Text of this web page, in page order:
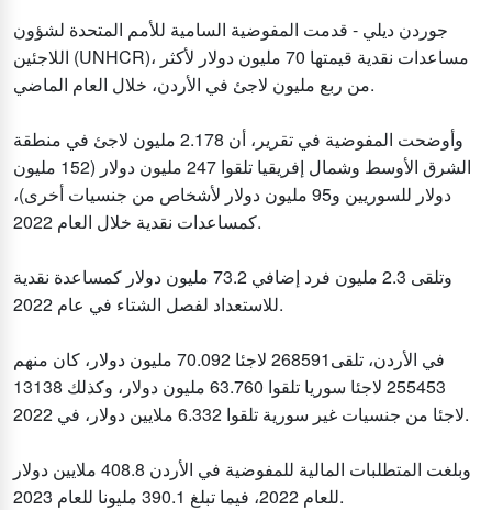
جوردن ديلي - قدمت المفوضية السامية للأمم المتحدة لشؤون
اللاجئين (UNHCR)، مساعدات نقدية قيمتها 70 مليون دولار لأكثر
من ربع مليون لاجئ في الأردن، خلال العام الماضي.
وأوضحت المفوضية في تقرير، أن 2.178 مليون لاجئ في منطقة
الشرق الأوسط وشمال إفريقيا تلقوا 247 مليون دولار (152 مليون
دولار للسوريين و95 مليون دولار لأشخاص من جنسيات أخرى)،
كمساعدات نقدية خلال العام 2022.
وتلقى 2.3 مليون فرد إضافي 73.2 مليون دولار كمساعدة نقدية
للاستعداد لفصل الشتاء في عام 2022.
في الأردن، تلقى268591 لاجئا 70.092 مليون دولار، كان منهم
255453 لاجئا سوريا تلقوا 63.760 مليون دولار، وكذلك 13138
لاجئا من جنسيات غير سورية تلقوا 6.332 ملايين دولار، في 2022.
وبلغت المتطلبات المالية للمفوضية في الأردن 408.8 ملايين دولار
للعام 2022، فيما تبلغ 390.1 مليونا للعام 2023.